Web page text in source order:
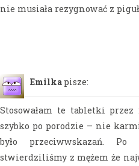
nie musiała rezygnować z
Emilka pisze:
Stosowałam te tabletki przez
szybko po porodzie – nie
było przeciwwskazań.
stwierdziliśmy z mężem że